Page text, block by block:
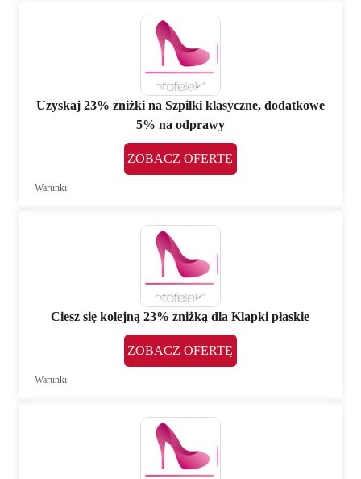
Uzyskaj 23% zniżki na Szpilki klasyczne, dodatkowe
5% na odprawy
ZOBACZ OFERTĘ
Warunki
Ciesz się kolejną 23% zniżką dla Klapki płaskie
ZOBACZ OFERTĘ
Warunki